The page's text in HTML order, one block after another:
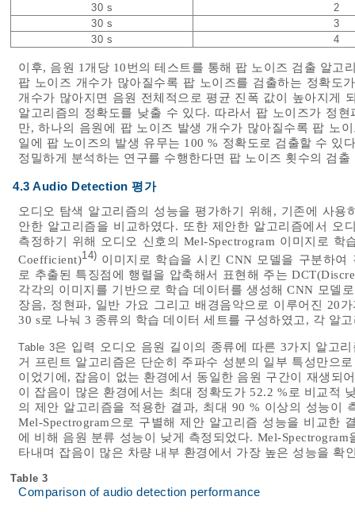
30 s
2
30 s
3
30 s
4
이후, 음원 1개당 10번의 테스트를 통해 팝 노이즈 검출 알고
팝 노이즈 개수가 많아질수록 팝 노이즈를 검출하는 정확도
개수가 많아지면 음원 전체적으로 평균 진폭 값이 높아지게
알고리즘의 정확도를 낮출 수 있다. 따라서 팝 노이즈가 정
만, 하나의 음원에 팝 노이즈 발생 개수가 많아질수록 팝 노
일에 팝 노이즈의 발생 유무는 100 % 정확도로 검출할 수 있
정밀하게 분석하는 연구를 수행한다면 팝 노이즈 횟수의 검
4.3 Audio Detection 평가
오디오 탐색 알고리즘의 성능을 평가하기 위해, 기존에 사
안한 알고리즘을 비교하였다. 또한 제안한 알고리즘에서 오
측정하기 위해 오디오 신호의 Mel-Spectrogram 이미지로 학
Coefficient)14) 이미지로 학습을 시킨 CNN 모델을 구분하여
로 추출된 특징점에 행렬을 압축해서 표현해 주는
각각의 이미지를 기반으로 학습 데이터를 생성해 CNN 모델
장음, 정현파, 일반 가요 그리고 배경음악으로 이루어진 20
30 s로 나눠 3 종류의 학습 데이터 세트를 구성하였고, 각 알
Table 3은 입력 오디오 음원 길이의 종류에 따른 3가지 알고
거 프린트 알고리즘은 단순히 주파수 성분의 일부 특성만으
이었기에, 잡음이 없는 환경에서 동일한 음원 구간이 재생되
이 잡음이 많은 환경에서는 최대 정확도가 52.2 %로 비교적
의 제안 알고리즘을 적용한 결과, 최대 90 % 이상의 성능이
Mel-Spectrogram으로 구별해 제안 알고리즘 성능을 비교한
에 비해 음원 분류 성능이 낮게 측정되었다. Mel-
타내며 잡음이 많은 차량 내부 환경에서 가장 높은 성능을 확
Table 3
Comparison of audio detection performance